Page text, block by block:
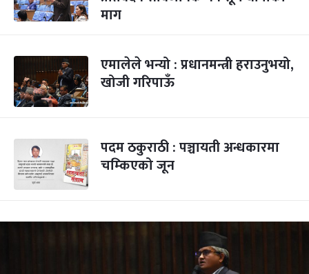
माग
एमालेले भन्यो : प्रधानमन्त्री हराउनुभयो,
खोजी गरिपाऊँ
पदम ठकुराठी : पञ्चायती अन्धकारमा
चम्किएको जून